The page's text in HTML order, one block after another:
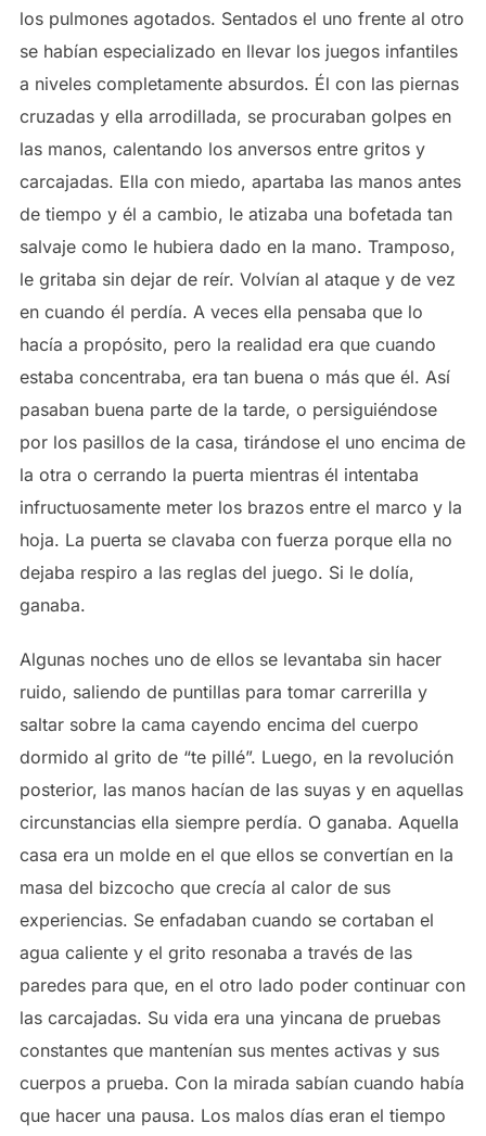
los pulmones agotados. Sentados el uno frente al otro
se habían especializado en llevar los juegos infantiles
a niveles completamente absurdos. Él con las piernas
cruzadas y ella arrodillada, se procuraban golpes en
las manos, calentando los anversos entre gritos y
carcajadas. Ella con miedo, apartaba las manos antes
de tiempo y él a cambio, le atizaba una bofetada tan
salvaje como le hubiera dado en la mano. Tramposo,
le gritaba sin dejar de reír. Volvían al ataque y de vez
en cuando él perdía. A veces ella pensaba que lo
hacía a propósito, pero la realidad era que cuando
estaba concentraba, era tan buena o más que él. Así
pasaban buena parte de la tarde, o persiguiéndose
por los pasillos de la casa, tirándose el uno encima de
la otra o cerrando la puerta mientras él intentaba
infructuosamente meter los brazos entre el marco y la
hoja. La puerta se clavaba con fuerza porque ella no
dejaba respiro a las reglas del juego. Si le dolía,
ganaba.
Algunas noches uno de ellos se levantaba sin hacer
ruido, saliendo de puntillas para tomar carrerilla y
saltar sobre la cama cayendo encima del cuerpo
dormido al grito de “te pillé”. Luego, en la revolución
posterior, las manos hacían de las suyas y en aquellas
circunstancias ella siempre perdía. O ganaba. Aquella
casa era un molde en el que ellos se convertían en la
masa del bizcocho que crecía al calor de sus
experiencias. Se enfadaban cuando se cortaban el
agua caliente y el grito resonaba a través de las
paredes para que, en el otro lado poder continuar con
las carcajadas. Su vida era una yincana de pruebas
constantes que mantenían sus mentes activas y sus
cuerpos a prueba. Con la mirada sabían cuando había
que hacer una pausa. Los malos días eran el tiempo